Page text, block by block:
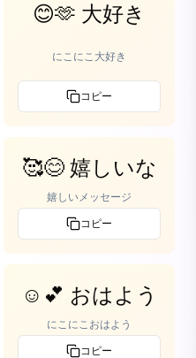
😊🫶 大好き
にこにこ大好き
コピー
🥰😊 嬉しいな
嬉しいメッセージ
コピー
☺️💕 おはよう
にこにこおはよう
コピー